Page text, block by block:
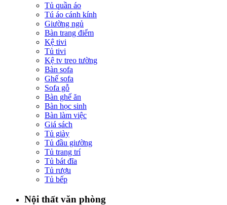
Tủ quần áo
Tú áo cánh kính
Giường ngủ
Bàn trang điểm
Kệ tivi
Tủ tivi
Kệ tv treo tường
Bàn sofa
Ghế sofa
Sofa gỗ
Bàn ghế ăn
Bàn học sinh
Bàn làm việc
Giá sách
Tủ giày
Tủ đầu giường
Tủ trang trí
Tủ bát đĩa
Tủ rượu
Tủ bếp
Nội thất văn phòng